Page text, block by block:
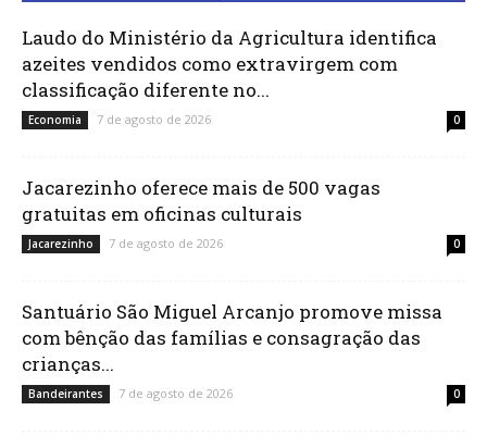
Laudo do Ministério da Agricultura identifica
azeites vendidos como extravirgem com
classificação diferente no...
Economia 7 de agosto de 2026 0
Jacarezinho oferece mais de 500 vagas
gratuitas em oficinas culturais
Jacarezinho 7 de agosto de 2026 0
Santuário São Miguel Arcanjo promove missa
com bênção das famílias e consagração das
crianças...
Bandeirantes 7 de agosto de 2026 0